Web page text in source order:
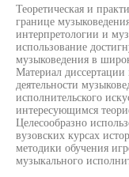
Теоретическая и
границе
интерпретологии и
использование
музыковедения в
Материал диссертации
деятельности
исполнительского
интересующимся
Целесообразно
вузовских курсах
методики обучения
музыкального